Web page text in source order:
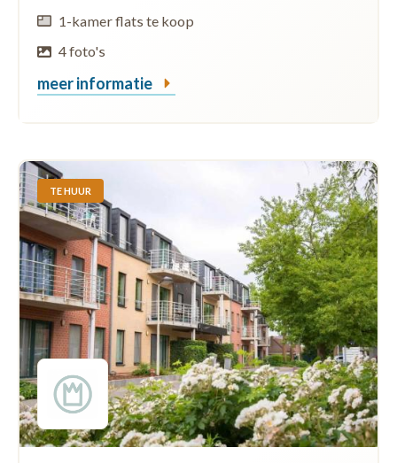
1-kamer flats te koop
4 foto's
meer informatie
TE HUUR